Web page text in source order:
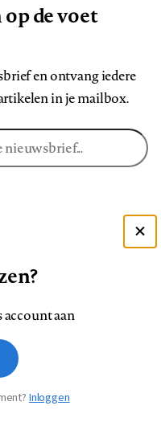
de voet
en ontvang iedere
in je mailbox.
Privacy
verdienen
antwoorden
account aan
Inloggen